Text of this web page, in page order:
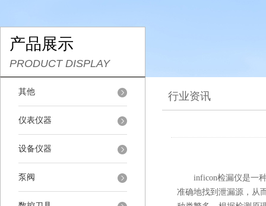
产品展示
PRODUCT DISPLAY
其他
仪表仪器
设备仪器
泵阀
行业资讯
inficon检漏仪是一种
准确地找到泄漏源，从